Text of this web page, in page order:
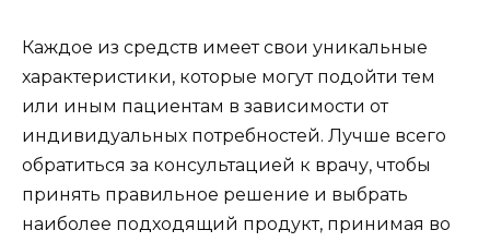
Каждое из средств имеет свои уникальные
характеристики, которые могут подойти тем
или иным пациентам в зависимости от
индивидуальных потребностей. Лучше всего
обратиться за консультацией к врачу, чтобы
принять правильное решение и выбрать
наиболее подходящий продукт, принимая во